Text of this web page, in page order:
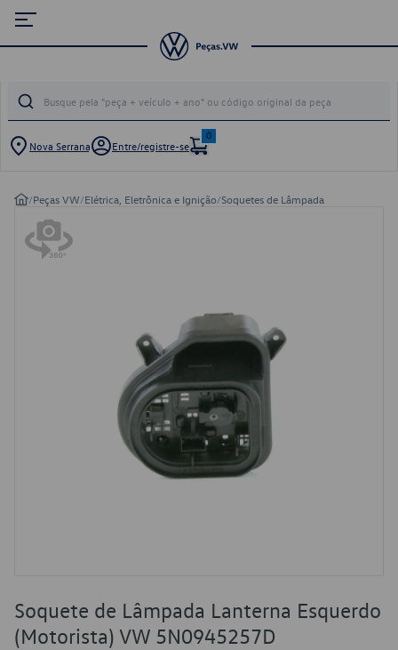
Nova Serrana Entre/registre-se
0
/Peças VW/Elétrica, Eletrônica e Ignição/Soquetes de Lâmpada
Soquete de Lâmpada Lanterna Esquerdo
(Motorista) VW 5N0945257D